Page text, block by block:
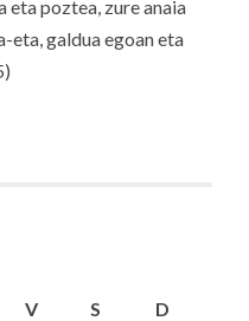
eta poztea, zure anaia
eta, galdua egoan eta
V S D